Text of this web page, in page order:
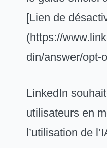
[Lien de
(https://
din/answer/opt-
LinkedIn
utilisateurs en
l’utilisation de